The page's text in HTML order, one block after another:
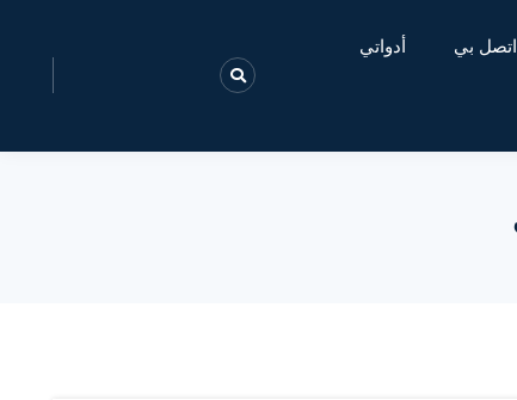
اتصل بي أدواتي